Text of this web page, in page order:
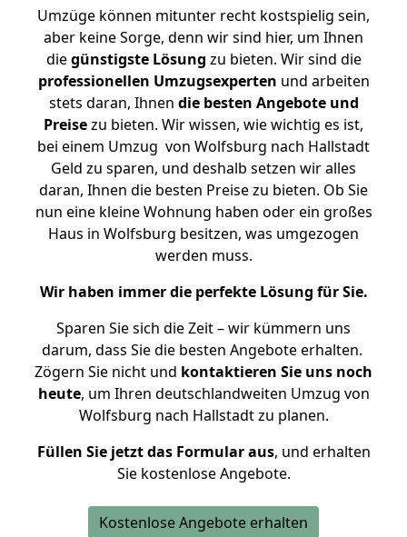
Umzüge können mitunter recht kostspielig sein,
aber keine Sorge, denn wir sind hier, um Ihnen
diegünstigste Lösung zu bieten. Wir sind die
professionellen Umzugsexperten und arbeiten
stets daran, Ihnen die besten Angebote und
Preisezu bieten. Wir wissen, wie wichtig es ist,
bei einem Umzug von Wolfsburg nach Hallstadt
Geld zu sparen, und deshalb setzen wir alles
daran, Ihnen die besten Preise zu bieten. Ob Sie
nun eine kleine Wohnung haben oder ein großes
Haus in Wolfsburg besitzen, was umgezogen
werden muss.
Wir haben immer die perfekte Lösung für Sie.
Sparen Sie sich die Zeit – wir kümmern uns
darum, dass Sie die besten Angebote erhalten.
Zögern Sie nicht und kontaktieren Sie uns noch
heute, um Ihren deutschlandweiten Umzug von
Wolfsburg nach Hallstadt zu planen.
Füllen Sie jetzt das Formular aus, und erhalten
Sie kostenlose Angebote.
Kostenlose Angebote erhalten